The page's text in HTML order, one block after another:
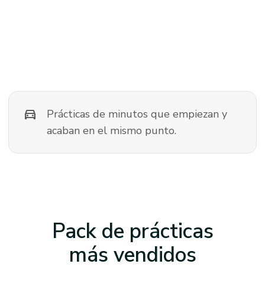
directions_car
Prácticas de minutos que empiezan y
acaban en el mismo punto.
Pack de prácticas
más vendidos